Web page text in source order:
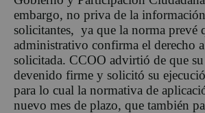
embargo, no priva de la
solicitantes, ya que la norma prevé
administrativo confirma el derecho
solicitada. CCOO advirtió de que
devenido firme y solicitó su
para lo cual la normativa de
nuevo mes de plazo, que también